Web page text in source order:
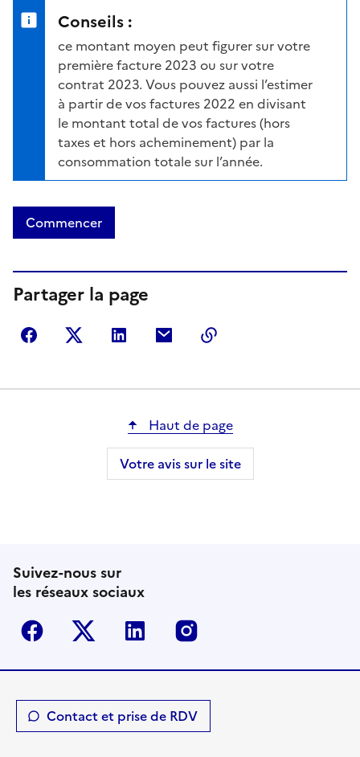
Conseils :
ce montant moyen peut figurer sur votre
première facture 2023 ou sur votre
contrat 2023. Vous pouvez aussi l’estimer
à partir de vos factures 2022 en divisant
le montant total de vos factures (hors
taxes et hors acheminement) par la
consommation totale sur l’année.
Commencer
Partager la page
Partager sur Facebook
Partager sur Twitter
Partager sur LinkedIn
Partager par courriel
Haut de page
Votre avis sur le site
Suivez-nous sur
les réseaux sociaux
Facebook Twitter-X Linkedin
Contact et prise de RDV